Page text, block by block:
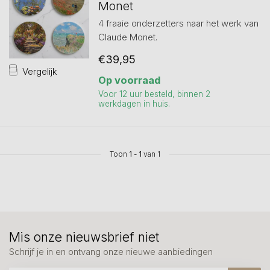
Vergelijk
Monet
4 fraaie onderzetters naar het werk van
Claude Monet.
€39,95
Op voorraad
Voor 12 uur besteld, binnen 2
werkdagen in huis.
Toon 1 - 1 van 1
Mis onze nieuwsbrief niet
Schrijf je in en ontvang onze nieuwe aanbiedingen